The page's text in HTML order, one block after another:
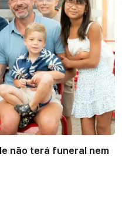
não terá funeral nem